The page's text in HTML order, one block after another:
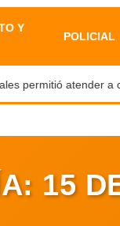
Y
POLICIAL
atender a
15